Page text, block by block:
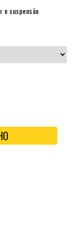
e suspensão